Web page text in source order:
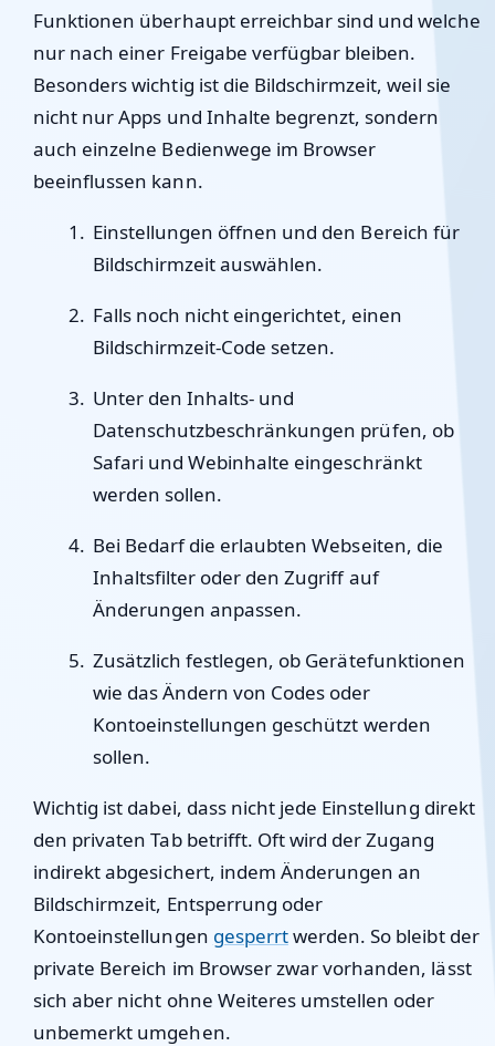
Funktionen überhaupt erreichbar sind und welche
nur nach einer Freigabe verfügbar bleiben.
Besonders wichtig ist die Bildschirmzeit, weil sie
nicht nur Apps und Inhalte begrenzt, sondern
auch einzelne Bedienwege im Browser
beeinflussen kann.
Einstellungen öffnen und den Bereich für
Bildschirmzeit auswählen.
Falls noch nicht eingerichtet, einen
Bildschirmzeit-Code setzen.
Unter den Inhalts- und
Datenschutzbeschränkungen prüfen, ob
Safari und Webinhalte eingeschränkt
werden sollen.
Bei Bedarf die erlaubten Webseiten, die
Inhaltsfilter oder den Zugriff auf
Änderungen anpassen.
Zusätzlich festlegen, ob Gerätefunktionen
wie das Ändern von Codes oder
Kontoeinstellungen geschützt werden
sollen.
Wichtig ist dabei, dass nicht jede Einstellung direkt
den privaten Tab betrifft. Oft wird der Zugang
indirekt abgesichert, indem Änderungen an
Bildschirmzeit, Entsperrung oder
Kontoeinstellungen gesperrtwerden. So bleibt der
private Bereich im Browser zwar vorhanden, lässt
sich aber nicht ohne Weiteres umstellen oder
unbemerkt umgehen.